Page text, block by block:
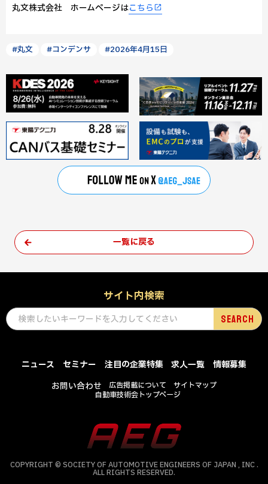
丸文株式会社 ホームページはこちら
#丸文 #コンデンサ #2026年4月15日
一覧に戻る
サイト内検索
ニュース セミナー 注目の企業特集 求人一覧
情報募集
お問い合わせ
広告掲載について
サイトマップ
自動車技術会トップページ
COPYRIGHT © SOCIETY OF AUTOMOTIVE ENGINEERS OF JAPAN , INC .
ALL RIGHTS RESERVED.